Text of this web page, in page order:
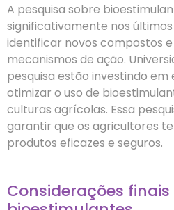
A pesquisa sobre
significativamente nos
identificar novos compostos
mecanismos de ação.
pesquisa estão investindo em
otimizar o uso de
culturas agrícolas. Essa
garantir que os agricultores
produtos eficazes e seguros.
Considerações